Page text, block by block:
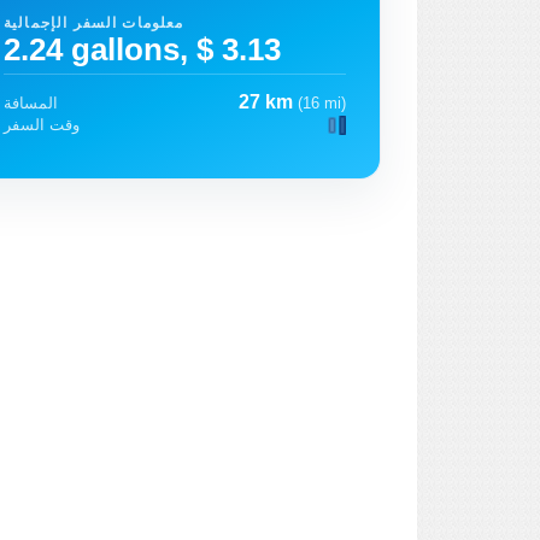
معلومات السفر الإجمالية
2.24 gallons, $ 3.13
المسافة 27 km (16 mi)
وقت السفر